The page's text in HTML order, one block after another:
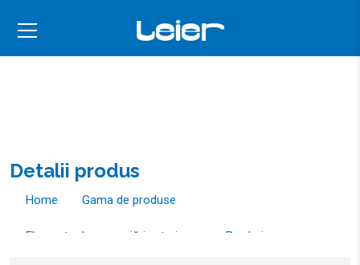
Detalii produs
Home Gama de produse
Elemente de amenajări exterioare Borduri